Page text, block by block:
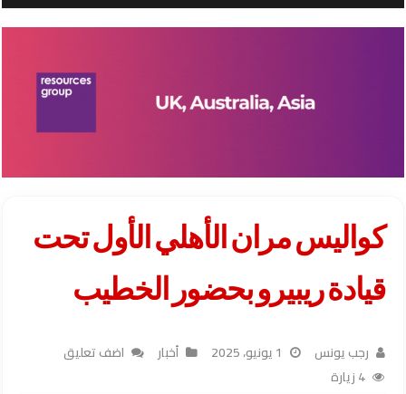
كواليس مران الأهلي الأول تحت
قيادة ريبيرو بحضور الخطيب
رجب يونس 1 يونيو، 2025 أخبار
اضف تعليق
4 زيارة